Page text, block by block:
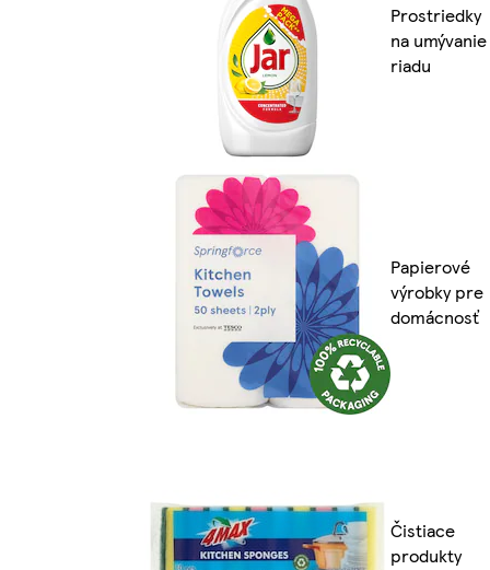
Prostriedky
na umývanie
riadu
Papierové
výrobky pre
domácnosť
Čistiace
produkty